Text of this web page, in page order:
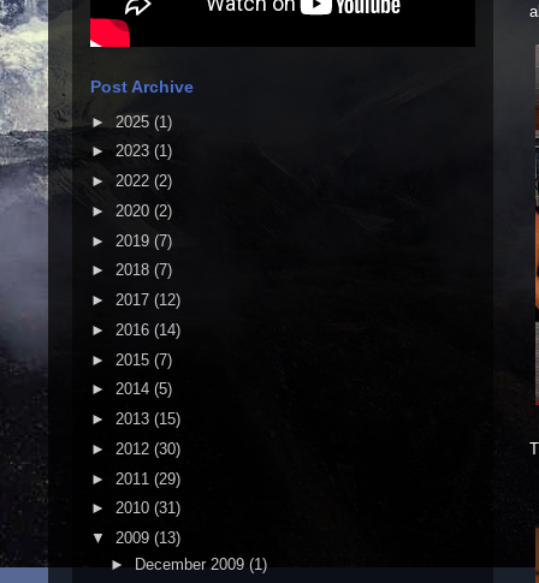
Post Archive
► 2025 (1)
► 2023 (1)
► 2022 (2)
► 2020 (2)
► 2019 (7)
► 2018 (7)
► 2017 (12)
► 2016 (14)
► 2015 (7)
► 2014 (5)
► 2013 (15)
► 2012 (30)
► 2011 (29)
► 2010 (31)
▼ 2009 (13)
► December 2009 (1)